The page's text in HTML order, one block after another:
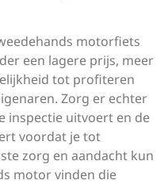
motorfiets
een lagere prijs, meer
tot profiteren
Zorg er echter
inspectie uitvoert en de
voordat je tot
zorg en aandacht kun
motor vinden die